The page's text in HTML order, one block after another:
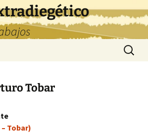
Buscar:
Tobar
– Tobar)